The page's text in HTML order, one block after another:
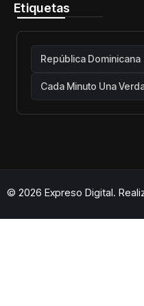
Etiquetas
República Dominicana
Cada Minuto Una
© 2026 Expreso Digital.